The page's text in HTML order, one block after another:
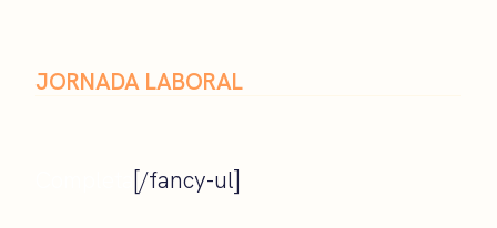
JORNADA LABORAL
[/fancy-ul]